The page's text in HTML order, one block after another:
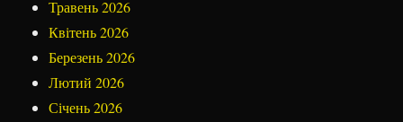
Травень 2026
Квітень 2026
Березень 2026
Лютий 2026
Січень 2026